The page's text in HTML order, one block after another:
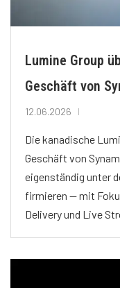
Lumine Group
Geschäft von
12.06.2026
Die kanadische
Geschäft von
eigenständig unter
firmieren — mit
Delivery und Live